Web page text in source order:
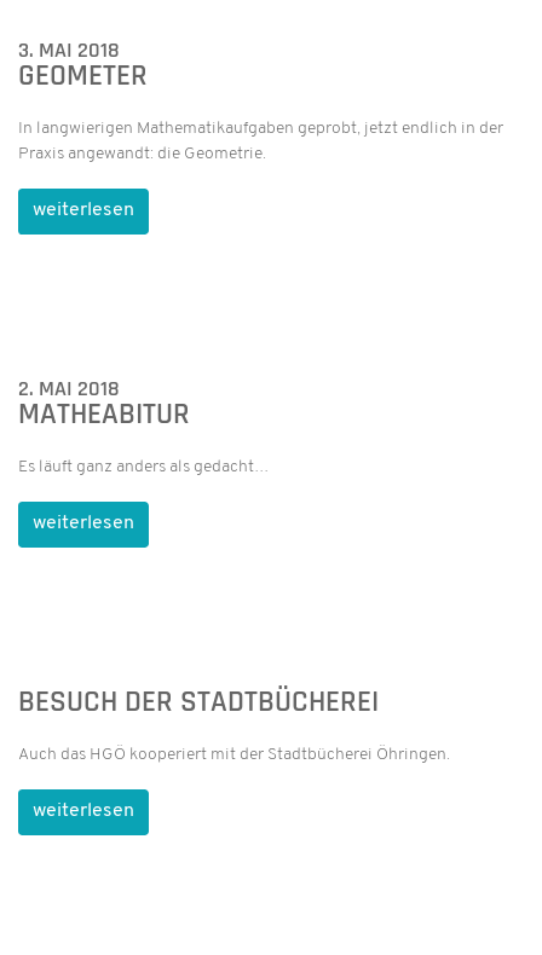
3. MAI 2018
GEOMETER
In langwierigen Mathematikaufgaben geprobt, jetzt endlich in der
Praxis angewandt: die Geometrie.
weiterlesen
2. MAI 2018
MATHEABITUR
Es läuft ganz anders als gedacht…
weiterlesen
BESUCH DER STADTBÜCHEREI
Auch das HGÖ kooperiert mit der Stadtbücherei Öhringen.
weiterlesen